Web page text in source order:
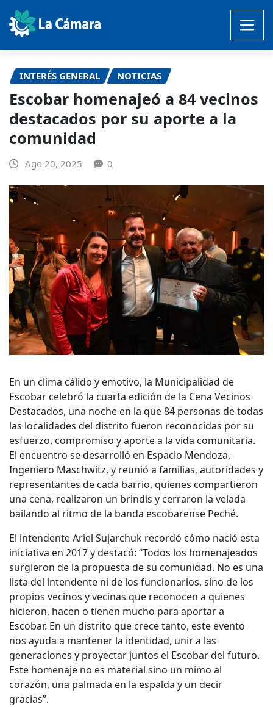
Saltar
contenido
INTERÉS GENERAL NOTICIAS
Escobar homenajeó a 84 vecinos
destacados por su aporte a la
comunidad
Ago 20, 2025 0
En un clima cálido y emotivo, la Municipalidad de
Escobar celebró la cuarta edición de la Cena Vecinos
Destacados, una noche en la que 84 personas de todas
las localidades del distrito fueron reconocidas por su
esfuerzo, compromiso y aporte a la vida comunitaria.
El encuentro se desarrolló en Espacio Mendoza,
Ingeniero Maschwitz, y reunió a familias, autoridades y
representantes de cada barrio, quienes compartieron
una cena, realizaron un brindis y cerraron la velada
bailando al ritmo de la banda escobarense Peché.
El intendente Ariel Sujarchuk recordó cómo nació esta
iniciativa en 2017 y destacó: “Todos los homenajeados
surgieron de la propuesta de su comunidad. No es una
lista del intendente ni de los funcionarios, sino de los
propios vecinos y vecinas que reconocen a quienes
hicieron, hacen o tienen mucho para aportar a
Escobar. En un distrito que crece tanto, este evento
nos ayuda a mantener la identidad, unir a las
generaciones y proyectar juntos el Escobar del futuro.
Este homenaje no es material sino un mimo al
corazón, una palmada en la espalda y un decir
gracias”.